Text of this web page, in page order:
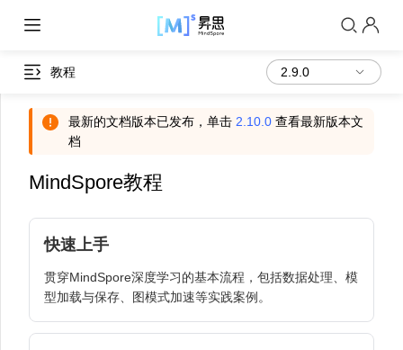
教程
最新的文档版本已发布，单击 2.10.0 查看最新版本文
档
MindSpore教程
快速上手
贯穿MindSpore深度学习的基本流程，包括数据处理、模
型加载与保存、图模式加速等实践案例。